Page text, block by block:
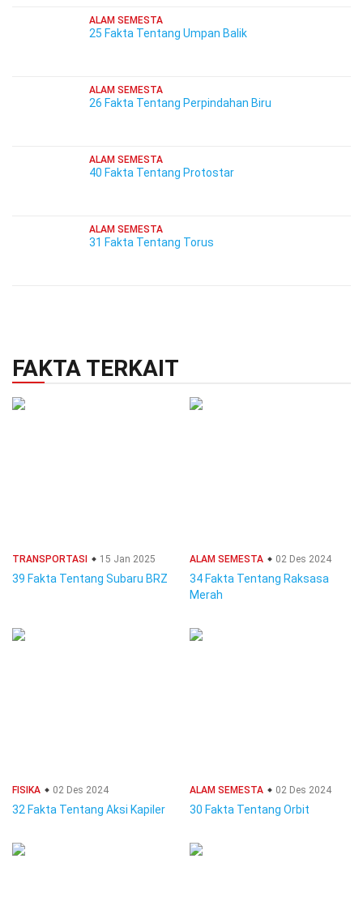
ALAM SEMESTA
25 Fakta Tentang Umpan Balik
ALAM SEMESTA
26 Fakta Tentang Perpindahan Biru
ALAM SEMESTA
40 Fakta Tentang Protostar
ALAM SEMESTA
31 Fakta Tentang Torus
FAKTA TERKAIT
TRANSPORTASI 15 Jan 2025
39 Fakta Tentang Subaru BRZ
ALAM SEMESTA 02 Des 2024
34 Fakta Tentang Raksasa
Merah
FISIKA 02 Des 2024
32 Fakta Tentang Aksi Kapiler
ALAM SEMESTA 02 Des 2024
30 Fakta Tentang Orbit